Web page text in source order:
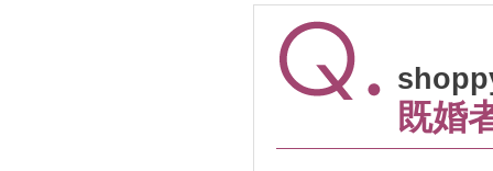
既婚